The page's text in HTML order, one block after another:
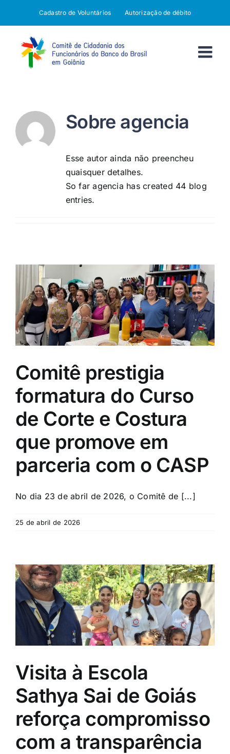
conteúdo
Cadastro de Voluntários Autorização de débito
Sobre agencia
Esse autor ainda não preencheu
quaisquer detalhes.
So far agencia has created 44 blog
entries.
Comitê prestigia
formatura do Curso
de Corte e Costura
que promove em
parceria com o CASP
No dia 23 de abril de 2026, o Comitê de [...]
25 de abril de 2026
Visita à Escola
Sathya Sai de Goiás
reforça compromisso
com a transparência